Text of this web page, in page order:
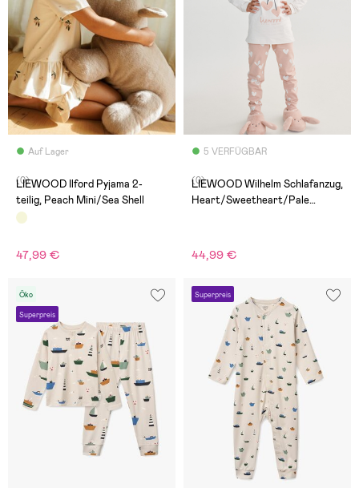
Auf Lager
(0)
LIEWOOD Ilford Pyjama 2-
teilig, Peach Mini/Sea Shell
47,99 €
5 VERFÜGBAR
(0)
LIEWOOD Wilhelm Schlafanzug,
Heart/Sweetheart/Pale
44,99 €
Öko
Superpreis
Superpreis